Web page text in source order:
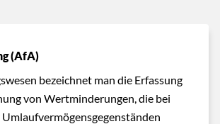
(AfA)
bezeichnet man die Erfassung
von Wertminderungen, die bei